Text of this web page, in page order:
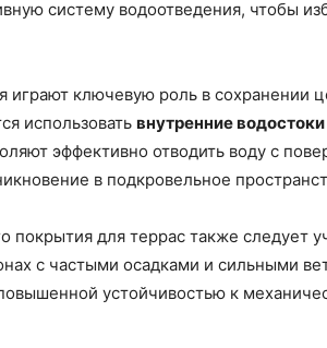
систему водоотведения, чтобы
играют ключевую роль в сохранении
использовать внутренние водостоки
эффективно отводить воду с
в подкровельное
покрытия для террас также следует
с частыми осадками и сильными
устойчивостью к